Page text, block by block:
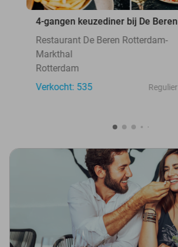
4-gangen keuzediner bij De Beren
Restaurant De Beren Rotterdam-
Markthal
Rotterdam
Verkocht: 535
Regulier